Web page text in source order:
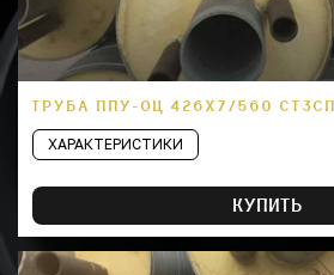
ТРУБА ППУ-ОЦ 426Х7/560
ХАРАКТЕРИСТИКИ
КУПИТЬ